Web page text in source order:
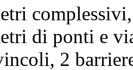
di ponti e
2